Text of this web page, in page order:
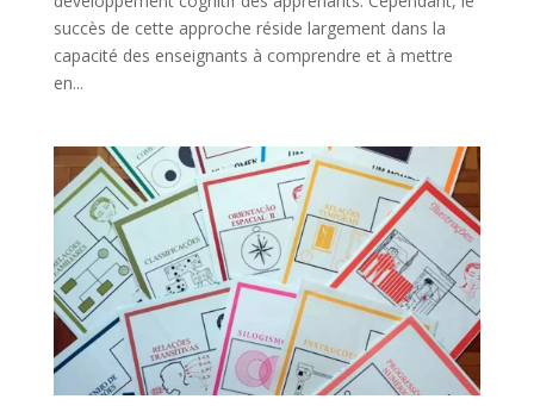
succès de cette approche réside largement dans la
capacité des enseignants à comprendre et à mettre
en...